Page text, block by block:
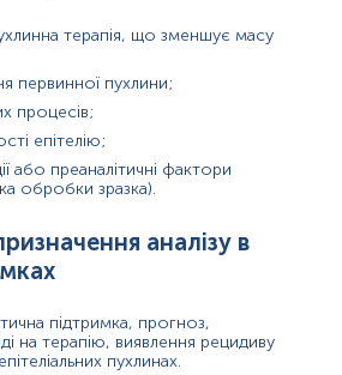
19
CK19, K19, K1CS, кератин 19,
19
терапія, що зменшує масу
первинної пухлини;
процесів;
епітелію;
або преаналітичні фактори
обробки зразка).
аналізу в
підтримка, прогноз,
на терапію, виявлення рецидиву
пухлинах.